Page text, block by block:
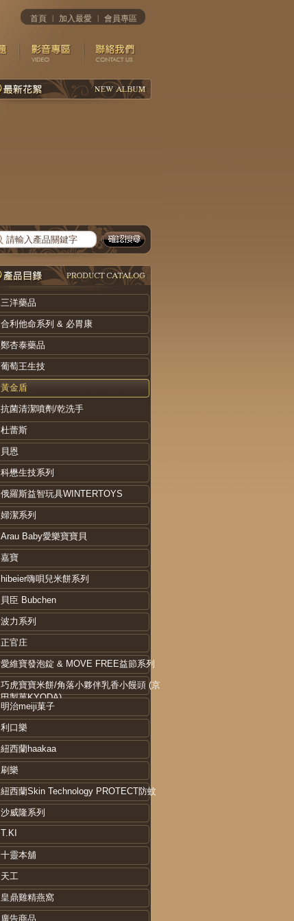
首頁 | 加入最愛 | 會員專區
三洋藥品
合利他命系列 & 必胃康
鄭杏泰藥品
葡萄王生技
黃金盾
抗菌清潔噴劑/乾洗手
杜蕾斯
貝恩
科懋生技系列
俄羅斯益智玩具WINTERTOYS
婦潔系列
Arau Baby愛樂寶寶貝
嘉寶
hibeier嗨唄兒米餅系列
貝臣 Bubchen
波力系列
正官庄
愛維寶發泡錠 & MOVE FREE益節系列
巧虎寶寶米餅/角落小夥伴乳香小饅頭 (京
田製菓KYODA)
明治meiji菓子
利口樂
紐西蘭haakaa
刷樂
紐西蘭Skin Technology PROTECT防蚊
沙威隆系列
T.KI
十靈本舖
天工
皇鼎雞精燕窩
廣告商品